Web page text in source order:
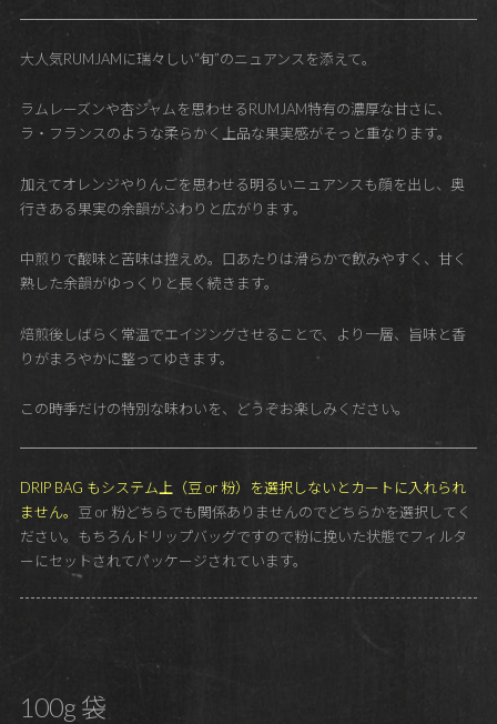
大人気RUMJAMに瑞々しい“旬”のニュアンスを添えて。
ラムレーズンや杏ジャムを思わせるRUMJAM特有の濃厚な甘さに、
ラ・フランスのような柔らかく上品な果実感がそっと重なります。
加えてオレンジやりんごを思わせる明るいニュアンスも顔を出し、奥
行きある果実の余韻がふわりと広がります。
中煎りで酸味と苦味は控えめ。口あたりは滑らかで飲みやすく、甘く
熟した余韻がゆっくりと長く続きます。
焙煎後しばらく常温でエイジングさせることで、より一層、旨味と香
りがまろやかに整ってゆきます。
この時季だけの特別な味わいを、どうぞお楽しみください。
DRIP BAG もシステム上（豆 or 粉）を選択しないとカートに入れられ
ません。 豆 or 粉どちらでも関係ありませんのでどちらかを選択してく
ださい。もちろんドリップバッグですので粉に挽いた状態でフィルタ
ーにセットされてパッケージされています。
100g 袋